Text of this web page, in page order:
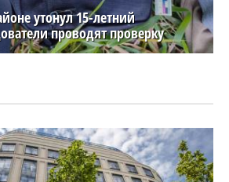
утонул 15-летний
проводят проверку